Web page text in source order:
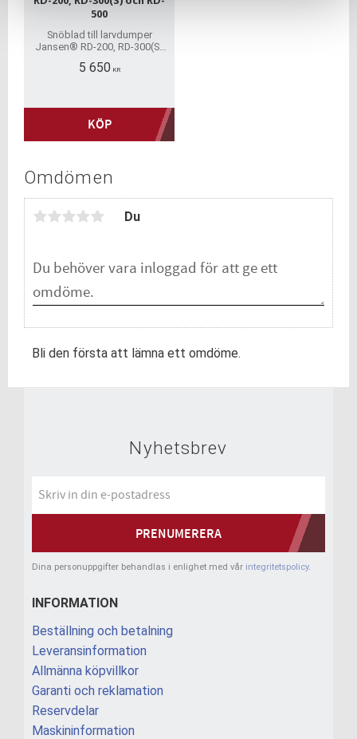
Omdömen
Du
Bli den första att lämna ett omdöme.
500
Snöblad till larvdumper
Jansen® RD-200, RD-300(S)
5 650KR
KÖP
Nyhetsbrev
PRENUMERERA
Dina personuppgifter behandlas i enlighet med vår integritetspolicy.
INFORMATION
Beställning och betalning
Leveransinformation
Allmänna köpvillkor
Garanti och reklamation
Reservdelar
Maskininformation